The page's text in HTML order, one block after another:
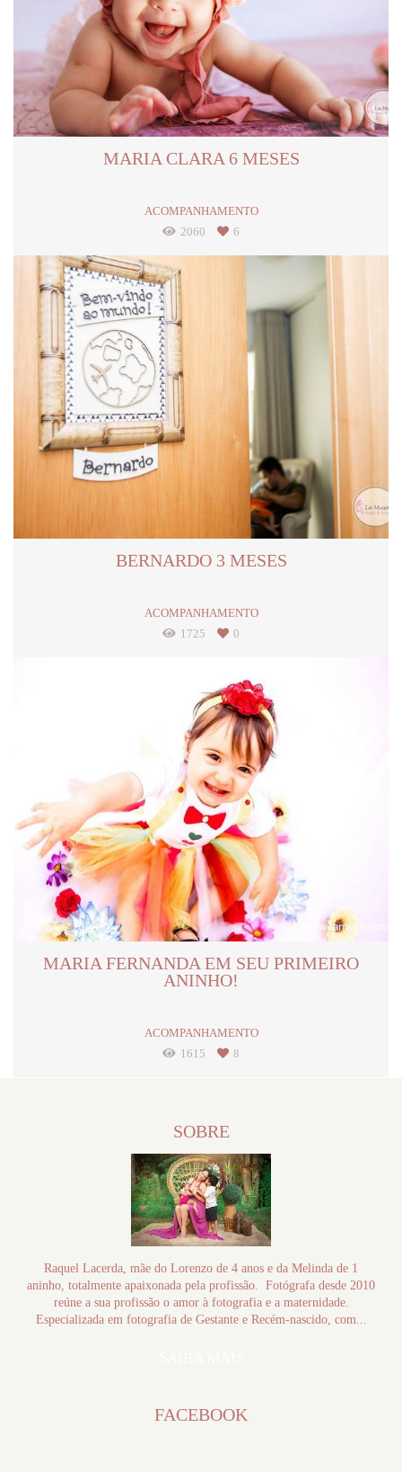
MARIA CLARA 6 MESES
ACOMPANHAMENTO
2060
6
BERNARDO 3 MESES
ACOMPANHAMENTO
1725
0
MARIA FERNANDA EM SEU PRIMEIRO
ANINHO!
ACOMPANHAMENTO
1615
8
SOBRE
Raquel Lacerda, mãe do Lorenzo de 4 anos e da Melinda de 1
aninho, totalmente apaixonada pela profissão. Fotógrafa desde 2010
reúne a sua profissão o amor à fotografia e a maternidade.
Especializada em fotografia de Gestante e Recém-nascido, com...
FACEBOOK